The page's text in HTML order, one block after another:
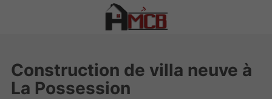
Construction de villa neuve à
La Possession